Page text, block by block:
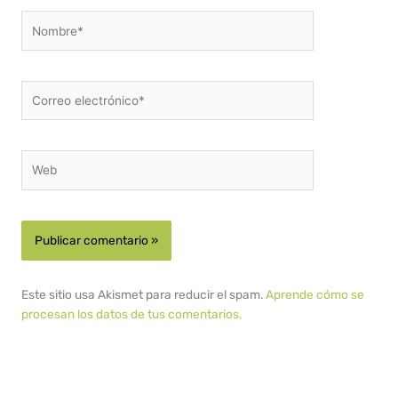
electrónico*
Este sitio usa Akismet para reducir el spam.Aprende cómo se
procesan los datos de tus comentarios.